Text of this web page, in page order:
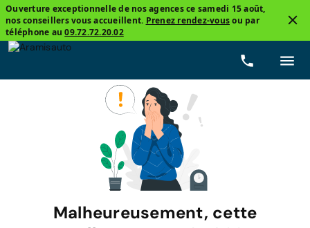
Ouverture exceptionnelle de nos agences ce samedi 15 août,
nos conseillers vous accueillent. Prenez rendez-vousou par
téléphone au09.72.72.20.02
Malheureusement, cette